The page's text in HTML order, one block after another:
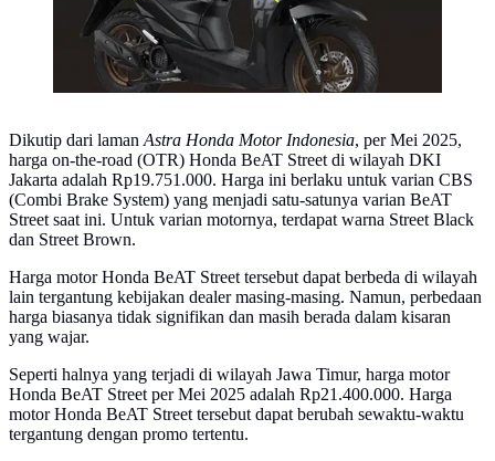
Dikutip dari laman Astra Honda Motor Indonesia, per Mei 2025,
harga on-the-road (OTR) Honda BeAT Street di wilayah DKI
Jakarta adalah Rp19.751.000. Harga ini berlaku untuk varian CBS
(Combi Brake System) yang menjadi satu-satunya varian BeAT
Street saat ini. Untuk varian motornya, terdapat warna Street Black
dan Street Brown.
Harga motor Honda BeAT Street tersebut dapat berbeda di wilayah
lain tergantung kebijakan dealer masing-masing. Namun, perbedaan
harga biasanya tidak signifikan dan masih berada dalam kisaran
yang wajar.
Seperti halnya yang terjadi di wilayah Jawa Timur, harga motor
Honda BeAT Street per Mei 2025 adalah Rp21.400.000. Harga
motor Honda BeAT Street tersebut dapat berubah sewaktu-waktu
tergantung dengan promo tertentu.